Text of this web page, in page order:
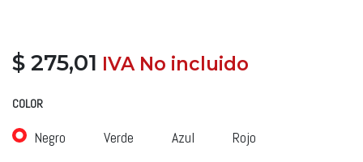
$ 275,01 ​ IVA No incluido
COLOR
Negro Verde Azul Rojo